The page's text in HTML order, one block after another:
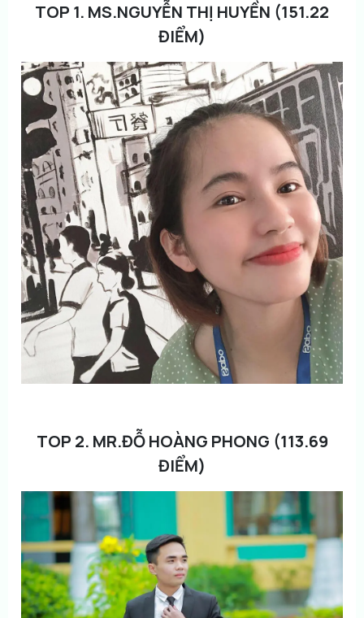
TOP 1. MS.NGUYỄN THỊ HUYỀN (151.22
ĐIỂM)
TOP 2. MR.ĐỖ HOÀNG PHONG (113.69
ĐIỂM)